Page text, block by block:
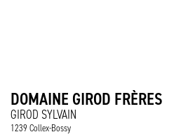
DOMAINE GIROD FRÈRES
GIROD SYLVAIN
1239 Collex-Bossy